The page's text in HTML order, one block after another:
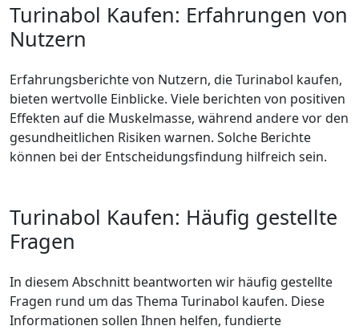
Turinabol Kaufen: Erfahrungen von
Nutzern
Erfahrungsberichte von Nutzern, die Turinabol kaufen,
bieten wertvolle Einblicke. Viele berichten von positiven
Effekten auf die Muskelmasse, während andere vor den
gesundheitlichen Risiken warnen. Solche Berichte
können bei der Entscheidungsfindung hilfreich sein.
Turinabol Kaufen: Häufig gestellte
Fragen
In diesem Abschnitt beantworten wir häufig gestellte
Fragen rund um das Thema Turinabol kaufen. Diese
Informationen sollen Ihnen helfen, fundierte